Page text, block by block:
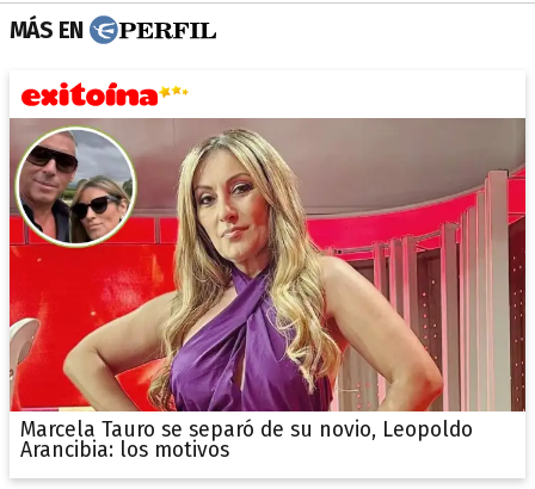
MÁS EN
Marcela Tauro se separó de su novio, Leopoldo
Arancibia: los motivos